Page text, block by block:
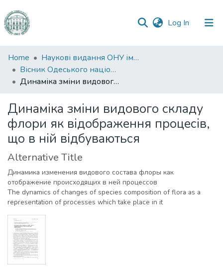
Log In (current)
Communities
&
Collections
Statistics
Home
Наукові видання ОНУ імені І. І. Мечникова
Вісник Одеського національного університету. Біологія
Динаміка зміни видового складу флори як відображення процесів, що в ній відбуваються
Динаміка зміни видового складу
флори як відображення процесів,
що в ній відбуваються
Alternative Title
Динамика изменения видового состава флоры как
отображение происходящих в ней процессов
The dynamics of changes of species composition of flora as a
representation of processes which take place in it